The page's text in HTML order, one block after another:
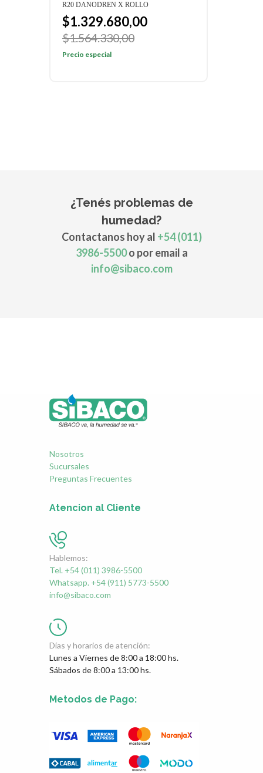
R20 DANODREN X ROLLO
$1.329.680,00
$1.564.330,00
Precio especial
¿Tenés problemas de
humedad?
Contactanos hoy al +54 (011)
3986-5500o por email a
info@sibaco.com
Nosotros
Sucursales
Preguntas Frecuentes
Atencion al Cliente
Hablemos:
Tel. +54 (011) 3986-5500
Whatsapp. +54 (911) 5773-5500
info@sibaco.com
Días y horarios de atención:
Lunes a Viernes de 8:00 a 18:00 hs.
Sábados de 8:00 a 13:00 hs.
Metodos de Pago: